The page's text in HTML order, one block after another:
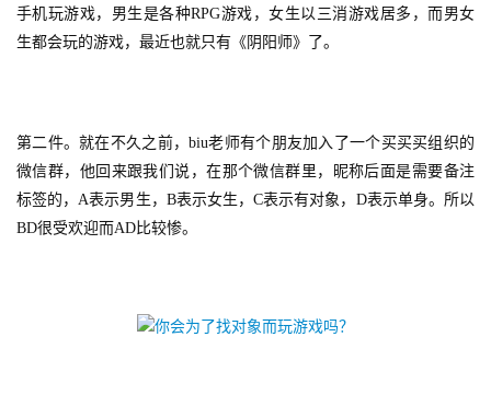
手机玩游戏，男生是各种RPG游戏，女生以三消游戏居多，而男女
生都会玩的游戏，最近也就只有《阴阳师》了。
第二件。就在不久之前，biu老师有个朋友加入了一个买买买组织的
微信群，他回来跟我们说，在那个微信群里，昵称后面是需要备注
标签的，A表示男生，B表示女生，C表示有对象，D表示单身。所以
BD很受欢迎而AD比较惨。